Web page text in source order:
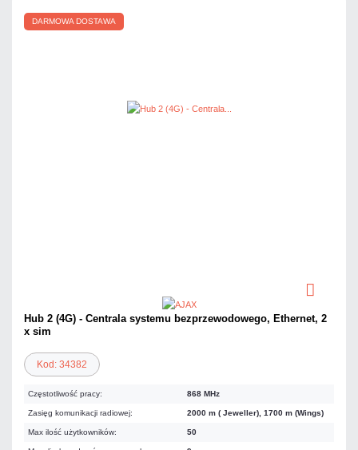
DARMOWA DOSTAWA
Hub 2 (4G) - Centrala systemu bezprzewodowego, Ethernet, 2
x sim
Kod: 34382
Częstotliwość pracy: 868 MHz
Zasięg komunikacji radiowej: 2000 m ( Jeweller), 1700 m (Wings)
Max ilość użytkowników: 50